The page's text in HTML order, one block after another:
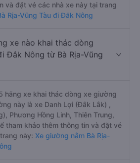
và đặt vé các nhà xe này tại trang
Rịa-Vũng Tàu đi Đắk Nông
xe nào khai thác dòng
Đắk Nông từ Bà Rịa-Vũng
hãng xe khai thác dòng xe giường
này là xe Danh Lợi (Đắk Lắk) ,
Phương Hồng Linh, Thiên Trung,
tham khảo thêm thông tin và đặt vé
này: Xe giường nằm Bà Rịa-